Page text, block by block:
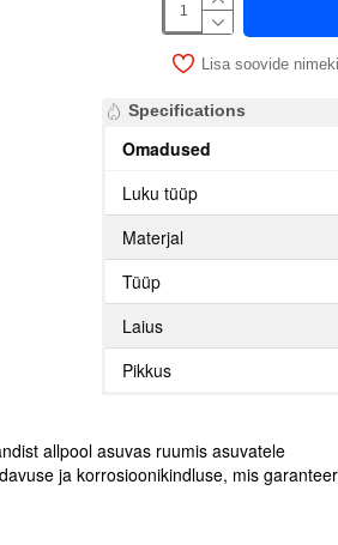
Lisa soovide
Specifications
Omadused
Luku tüüp
Materjal
Tüüp
Laius
Pikkus
allpool asuvas ruumis asuvatele
ja korrosioonikindluse, mis